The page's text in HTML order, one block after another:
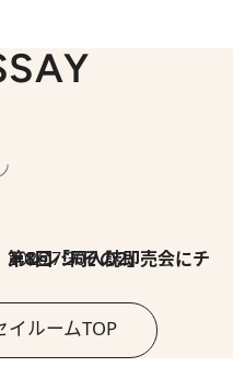
2026.7.30
第8回「同人誌即売会にチャレンジ その2」
イルームTOP